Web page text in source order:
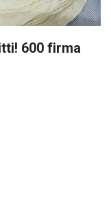
600 firma